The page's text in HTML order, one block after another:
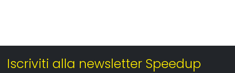
Iscriviti alla newsletter Speedup